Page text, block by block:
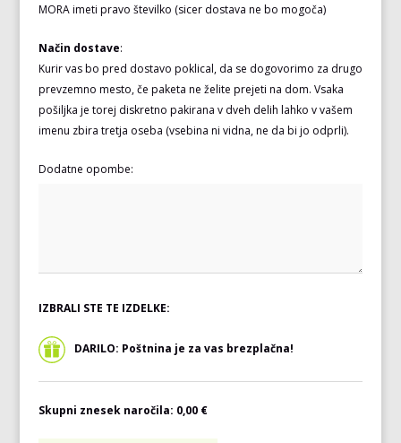
MORA imeti pravo številko (sicer dostava ne bo mogoča)
Način dostave:
Kurir vas bo pred dostavo poklical, da se dogovorimo za drugo
prevzemno mesto, če paketa ne želite prejeti na dom. Vsaka
pošiljka je torej diskretno pakirana v dveh delih lahko v vašem
imenu zbira tretja oseba (vsebina ni vidna, ne da bi jo odprli).
Dodatne opombe:
IZBRALI STE TE IZDELKE:
DARILO: Poštnina je za vas brezplačna!
Skupni znesek naročila: 0,00 €